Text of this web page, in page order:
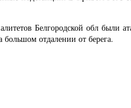
Белгородской обл
отдалении от берега.